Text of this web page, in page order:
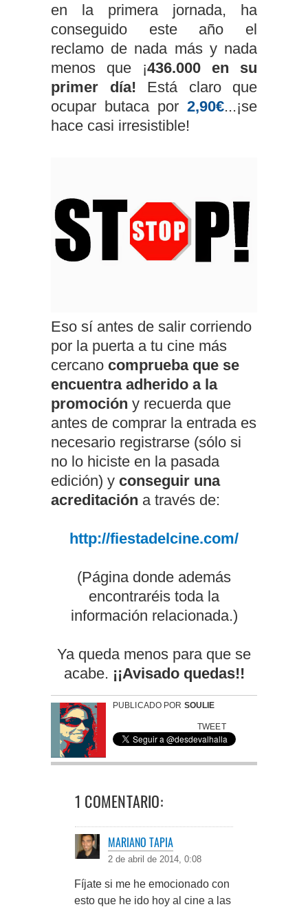
en la primera jornada, ha
conseguido este año el
reclamo de nada más y nada
menos que ¡436.000 en su
primer día! Está claro que
ocupar butaca por 2,90€...¡se
hace casi irresistible!
Eso sí antes de salir corriendo
por la puerta a tu cine más
cercano comprueba que se
encuentra adherido a la
promoción y recuerda que
antes de comprar la entrada es
necesario registrarse (sólo si
no lo hiciste en la pasada
edición) y conseguir una
acreditación a través de:
http://fiestadelcine.com/
(Página donde además
encontraréis toda la
información relacionada.)
Ya queda menos para que se
acabe. ¡¡Avisado quedas!!
PUBLICADO POR SOULIE
TWEET
1 COMENTARIO:
MARIANO TAPIA
2 de abril de 2014, 0:08
Fíjate si me he emocionado con
esto que he ido hoy al cine a las